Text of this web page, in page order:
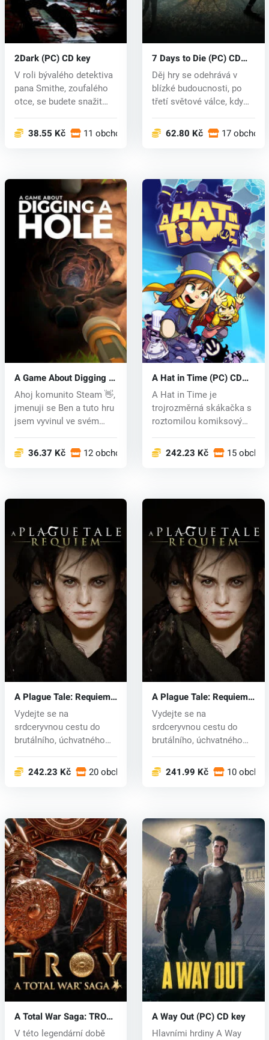
2Dark (PC) CD key
V roli bývalého detektiva
pana Smithe, zoufalého
otce, se budete snažit
38.55 Kč 11 obchodech
7 Days to Die (PC) CD
key
Děj hry se odehrává v
blízké budoucnosti, po
třetí světové válce, kdy
62.80 Kč 17
A Game About Digging A
Hole (PC) key
Ahoj komunito Steam 👋,
jmenuji se Ben a tuto hru
jsem vyvinul ve svém
36.37 Kč 12 obchodech
A Hat in Time (PC) CD
key
A Hat in Time je
trojrozměrná skákačka s
roztomilou komiksovým
242.23 Kč 15
A Plague Tale: Requiem
(PC) key
Vydejte se na
srdceryvnou cestu do
brutálního, úchvatného
242.23 Kč 20 obchodech
A Plague Tale: Requiem
(Xbox One) key
Vydejte se na
srdceryvnou cestu do
brutálního, úchvatného
241.99 Kč 10
A Total War Saga: TROY
(PC) key
V této legendární době
A Way Out (PC) CD key
Hlavními hrdiny A Way